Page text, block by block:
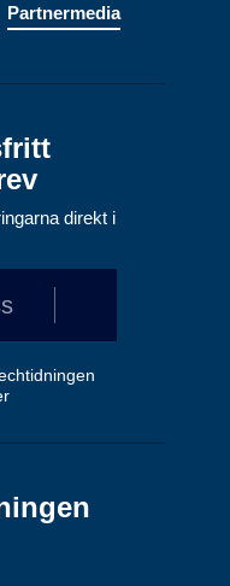
Partnermedia
direkt i